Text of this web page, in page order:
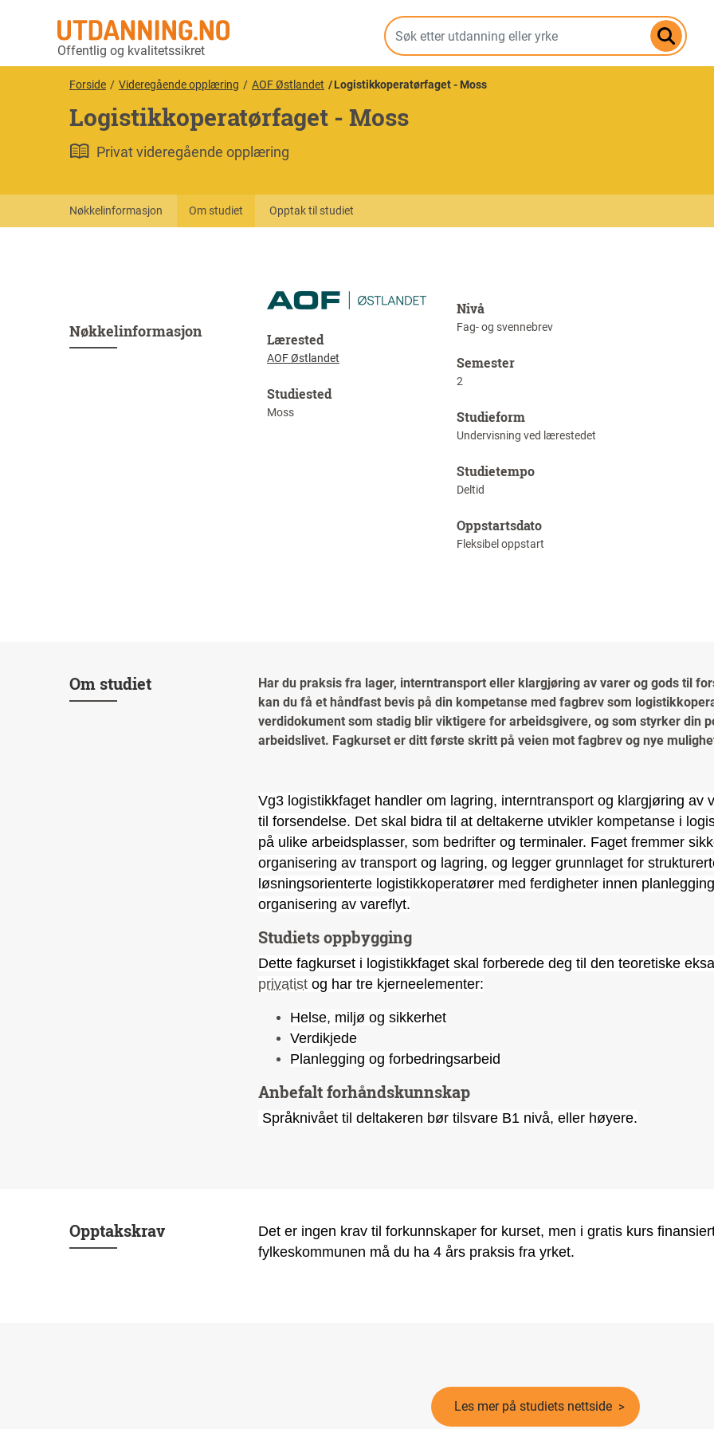
hovedinnhold
Offentlig og kvalitetssikret
Forside Videregående opplæring AOF Østlandet Logistikkoperatørfaget - Moss
Logistikkoperatørfaget - Moss
Privat videregående opplæring
Nøkkelinformasjon Om studiet Opptak til studiet
Nøkkelinformasjon Lærested
AOF Østlandet
Studiested
Moss
Nivå
Fag- og svennebrev
Semester
2
Studieform
Undervisning ved lærestedet
Studietempo
Deltid
Oppstartsdato
Fleksibel oppstart
Om studiet
Har du praksis fra lager, interntransport eller klargjøring av varer og gods til
kan du få et håndfast bevis på din kompetanse med fagbrev som
verdidokument som stadig blir viktigere for arbeidsgivere, og som styrker din
arbeidslivet. Fagkurset er ditt første skritt på veien mot fagbrev og nye
Vg3 logistikkfaget handler om lagring, interntransport og klargjøring av
til forsendelse. Det skal bidra til at deltakerne utvikler kompetanse i
på ulike arbeidsplasser, som bedrifter og terminaler. Faget fremmer
organisering av transport og lagring, og legger grunnlaget for
løsningsorienterte logistikkoperatører med ferdigheter innen
organisering av vareflyt.
Studiets oppbygging
Dette fagkurset i logistikkfaget skal forberede deg til den teoretiske
privatist og har tre kjerneelementer:
Helse, miljø og sikkerhet
Verdikjede
Planlegging og forbedringsarbeid
Anbefalt forhåndskunnskap
Språknivået til deltakeren bør tilsvare B1 nivå, eller høyere.
Opptakskrav
Det er ingen krav til forkunnskaper for kurset, men i gratis kurs
fylkeskommunen må du ha 4 års praksis fra yrket.
Les mer på studiets nettside